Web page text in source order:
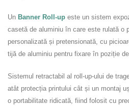
Un Banner Roll-up este un sistem
casetă de aluminiu în care este rulată o
personalizată și pretensionată, cu
tijă de aluminiu pentru fixare în poziție
Sistemul retractabil al roll-up-ului de
atât protecția printului cât și un montaj
o portabilitate ridicată, fiind folosit cu